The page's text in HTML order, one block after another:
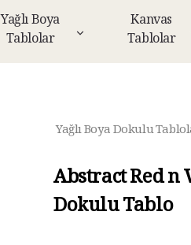
Yağlı Boya
Tablolar
Kanvas
Tablolar
Yağlı Boya Dokulu
Abstract Red n
Dokulu Tablo